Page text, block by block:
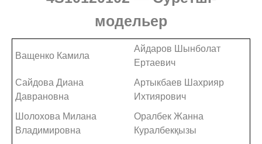
модельер
Ващенко Камила
Айдаров Шынболат
Ертаевич
Сайдова Диана
Даврановна
Артыкбаев Шахрияр
Ихтиярович
Шолохова Милана
Владимировна
Оралбек Жанна
Куралбекқызы